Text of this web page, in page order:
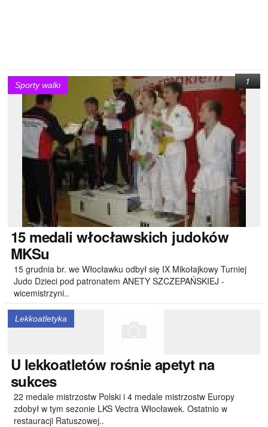
Sporty walki
15medali włocławskich judoków
MKSu
15 grudnia br. we Włocławku odbył się IX Mikołajkowy Turniej
Judo Dzieci pod patronatem ANETY SZCZEPAŃSKIEJ -
wicemistrzyni..
1
Lekkoatletyka
U lekkoatletów rośnie apetyt na
sukces
22 medale mistrzostw Polski i 4 medale mistrzostw Europy
zdobył w tym sezonie LKS Vectra Włocławek. Ostatnio w
restauracji Ratuszowej..